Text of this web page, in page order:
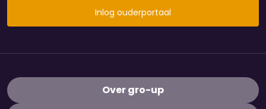
Inlog ouderportaal
Over gro-up